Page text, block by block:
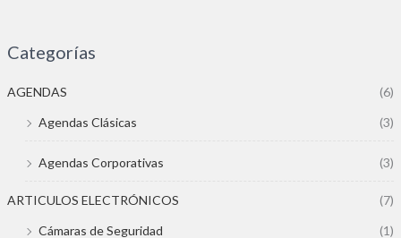
Categorías
AGENDAS
(6)
Agendas Clásicas
(3)
Agendas Corporativas (3)
ARTICULOS ELECTRÓNICOS
(7)
Cámaras de Seguridad
(1)